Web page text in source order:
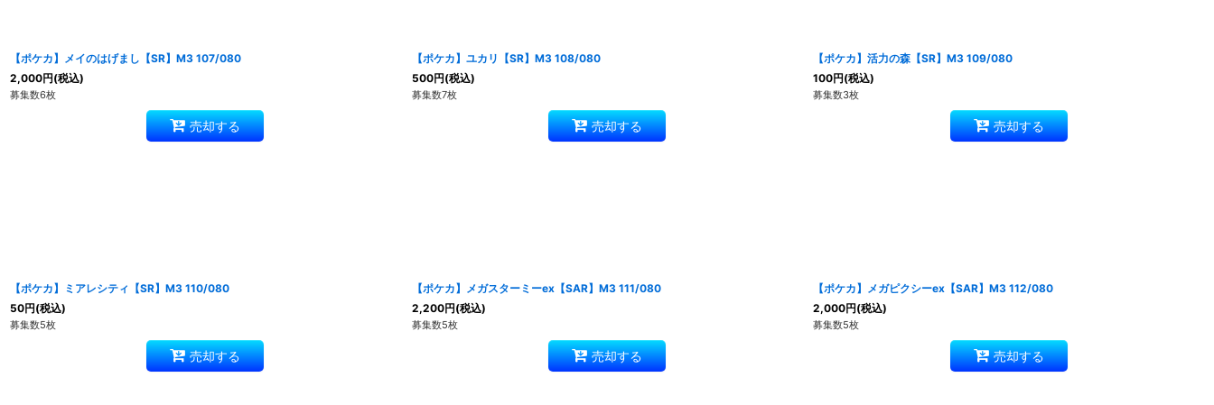
【ポケカ】メイのはげまし【SR】M3 107/080
2,000円(税込)
募集数6枚
売却する
【ポケカ】ユカリ【SR】M3 108/080
500円(税込)
募集数7枚
売却する
【ポケカ】活力の森【SR】M3 109/080
100円(税込)
募集数3枚
売却する
【ポケカ】ミアレシティ【SR】M3 110/080
50円(税込)
募集数5枚
売却する
【ポケカ】メガスターミーex【SAR】M3 111/080
2,200円(税込)
募集数5枚
売却する
【ポケカ】メガピクシーex【SAR】M3 112/080
2,000円(税込)
募集数5枚
売却する